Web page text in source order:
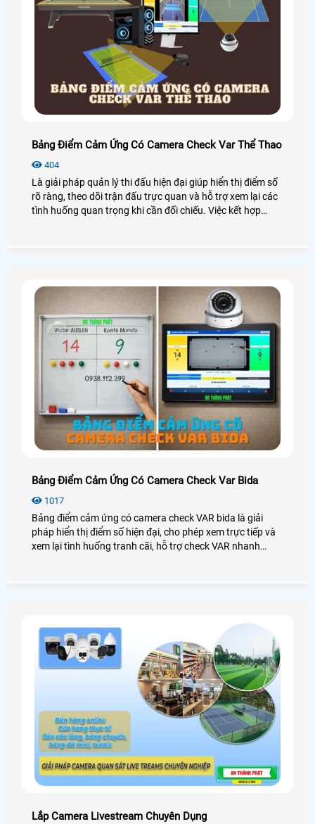
Bảng Điểm Cảm Ứng Có Camera Check Var Thể Thao
404
Là giải pháp quản lý thi đấu hiện đại giúp hiển thị điểm số
rõ ràng, theo dõi trận đấu trực quan và hỗ trợ xem lại các
tình huống quan trọng khi cần đối chiếu. Việc kết hợp
Bảng Điểm Cảm Ứng Có Camera Check Var Bida
1017
Bảng điểm cảm ứng có camera check VAR bida là giải
pháp hiển thị điểm số hiện đại, cho phép xem trực tiếp và
xem lại tình huống tranh cãi, hỗ trợ check VAR nhanh
Lắp Camera Livestream Chuyên Dụng